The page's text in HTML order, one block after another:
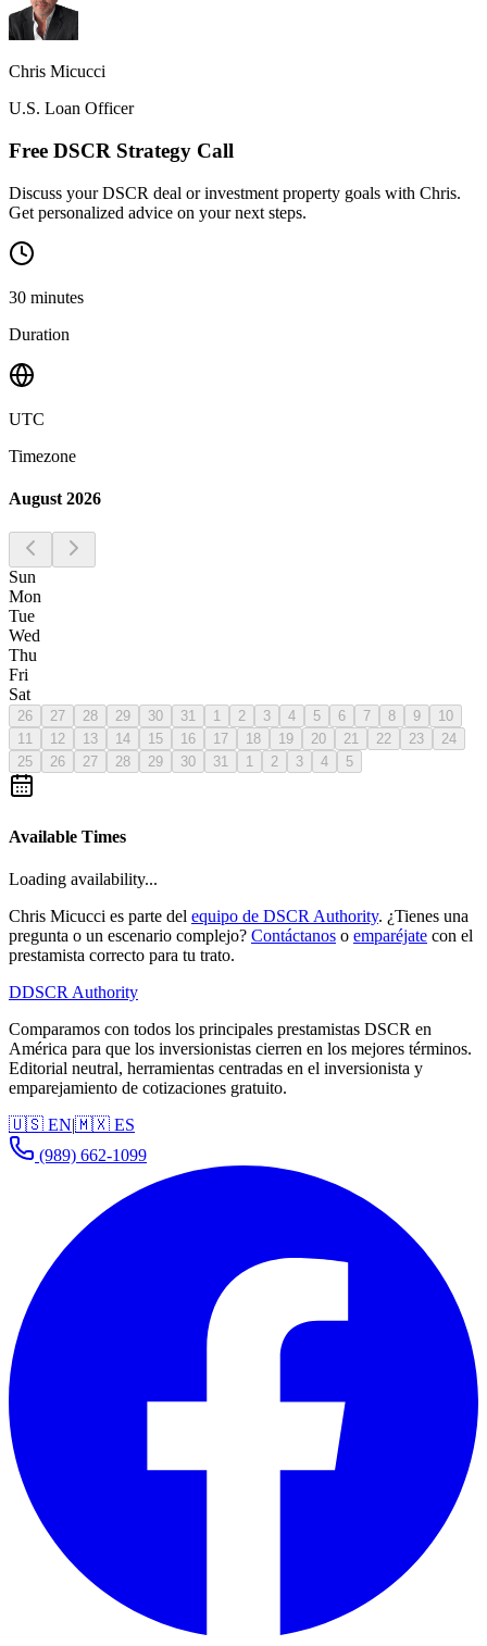
Chris Micucci
U.S. Loan Officer
Free DSCR Strategy Call
Discuss your DSCR deal or investment property goals with Chris.
Get personalized advice on your next steps.
30 minutes
Duration
UTC
Timezone
August 2026
Sun
Mon
Tue
Wed
Thu
Fri
Sat
26 27 28 29 30 31 1 2 3 4 5 6 7 8 9
10
11
12 13 14 15 16 17 18 19 20 21 22 23
24
25
26 27 28 29 30 31 1 2 3 4 5
Available Times
Loading availability...
Chris Micucci es parte del equipo de DSCR Authority. ¿Tienes una
pregunta o un escenario complejo? Contáctanos o emparéjate con el
prestamista correcto para tu trato.
DDSCR Authority
Comparamos con todos los principales prestamistas DSCR en
América para que los inversionistas cierren en los mejores términos.
Editorial neutral, herramientas centradas en el inversionista y
emparejamiento de cotizaciones gratuito.
🇺🇸 EN|🇲🇽 ES
(989) 662-1099